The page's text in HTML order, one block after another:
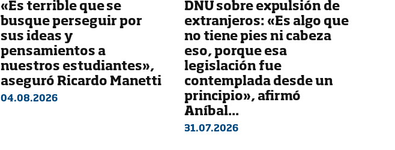
«Es terrible que se
busque perseguir por
sus ideas y
pensamientos a
nuestros estudiantes»,
aseguró Ricardo Manetti
04.08.2026
DNU sobre expulsión de
extranjeros: «Es algo que
no tiene pies ni cabeza
eso, porque esa
legislación fue
contemplada desde un
principio», afirmó
Aníbal...
31.07.2026